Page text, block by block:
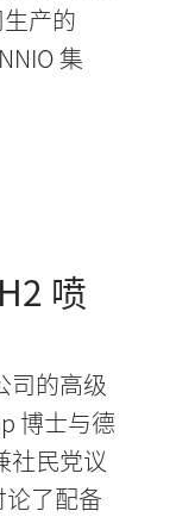
生产的
集
喷
司的高级
博士与德
社民党议
了配备